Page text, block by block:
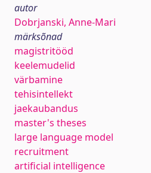
autor
Dobrjanski, Anne-Mari
märksõnad
magistritööd
keelemudelid
värbamine
tehisintellekt
jaekaubandus
master's theses
large language model
recruitment
artificial intelligence